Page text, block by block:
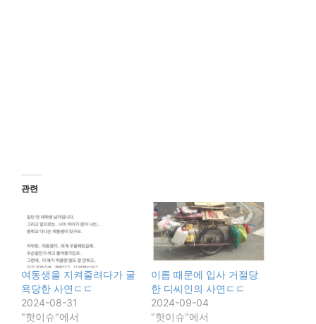
관련
여동생을 지켜줄려다가 굴
욕당한 사연ㄷㄷ
2024-08-31
"핫이슈"에서
이름 때문에 입사 거절당
한 디씨인의 사연ㄷㄷ
2024-09-04
"핫이슈"에서